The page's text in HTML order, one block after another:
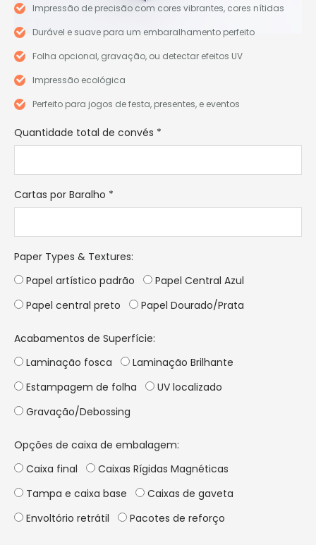
Impressão de precisão com cores vibrantes, cores nítidas
Durável e suave para um embaralhamento perfeito
Folha opcional, gravação, ou detectar efeitos UV
Impressão ecológica
Perfeito para jogos de festa, presentes, e eventos
Quantidade total de convés *
Cartas por Baralho *
Paper Types & Textures:
Papel artístico padrão
Papel Central Azul
Papel central preto
Papel Dourado/Prata
Acabamentos de Superfície:
Laminação fosca
Laminação Brilhante
Estampagem de folha
UV localizado
Gravação/Debossing
Opções de caixa de embalagem:
Caixa final
Caixas Rígidas Magnéticas
Tampa e caixa base
Caixas de gaveta
Envoltório retrátil
Pacotes de reforço